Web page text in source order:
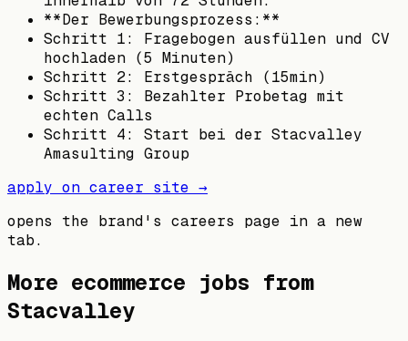
**Der Bewerbungsprozess:**
Schritt 1: Fragebogen ausfüllen und CV
hochladen (5 Minuten)
Schritt 2: Erstgespräch (15min)
Schritt 3: Bezahlter Probetag mit
echten Calls
Schritt 4: Start bei der Stacvalley
Amasulting Group
apply on career site →
opens the brand's careers page in a new
tab.
More ecommerce jobs from
Stacvalley